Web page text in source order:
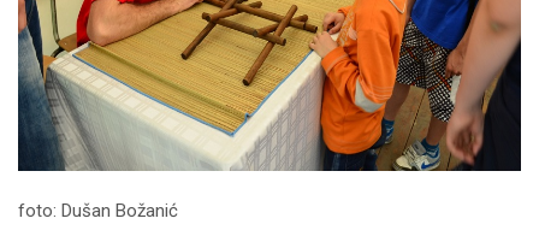
foto: Dušan Božanić